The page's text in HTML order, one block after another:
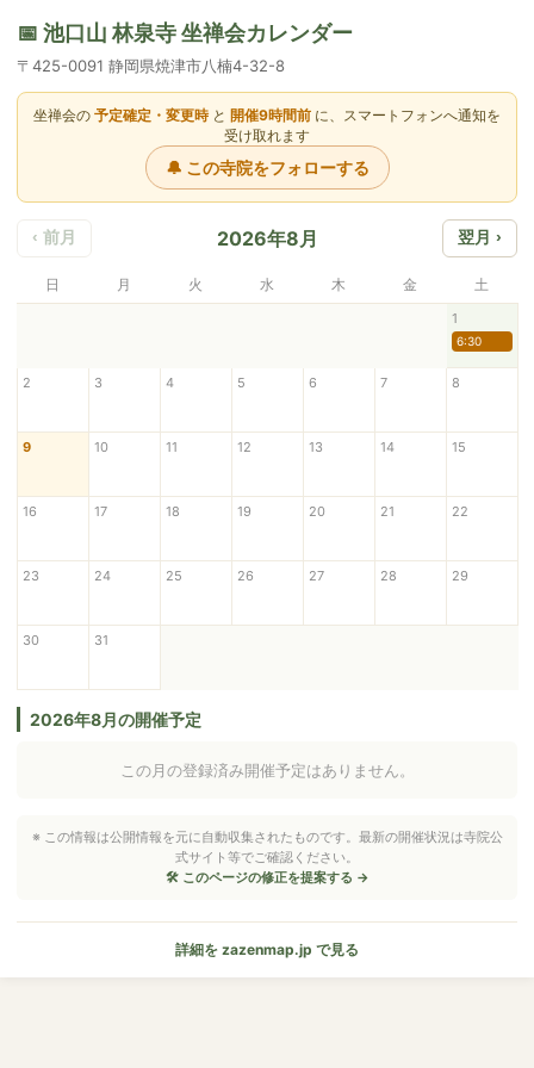
📅 池口山 林泉寺 坐禅会カレンダー
〒425-0091 静岡県焼津市八楠4-32-8
坐禅会の 予定確定・変更時と 開催9時間前 に、スマートフォンへ通知を
受け取れます
🔔 この寺院をフォローする
‹ 前月 2026年8月 翌月 ›
日 月 火 水 木 金 土
1
6:30
2 3 4 5 6 7 8
9 10 11 12 13 14 15
16 17 18 19 20 21 22
23 24 25 26 27 28 29
30 31
2026年8月の開催予定
この月の登録済み開催予定はありません。
※ この情報は公開情報を元に自動収集されたものです。最新の開催状況は寺院公
式サイト等でご確認ください。
🛠 このページの修正を提案する →
詳細を zazenmap.jp で見る